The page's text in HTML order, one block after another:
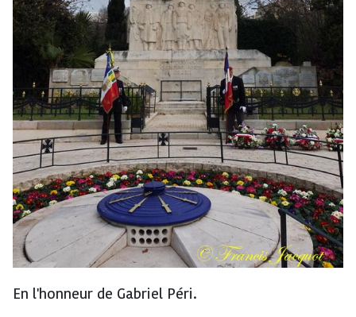
En l'honneur de Gabriel Péri.